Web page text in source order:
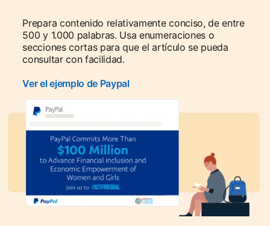
Prepara contenido relativamente conciso, de entre
500 y 1.000 palabras. Usa enumeraciones o
secciones cortas para que el artículo se pueda
consultar con facilidad.
Ver el ejemplo de Paypal